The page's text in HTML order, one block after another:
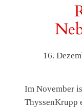
16.
Im November
ThyssenKrupp